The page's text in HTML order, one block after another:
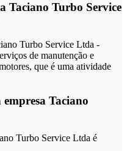
Taciano Turbo Service
Turbo Service Ltda -
de manutenção e
que é uma atividade
Taciano
Turbo Service Ltda é